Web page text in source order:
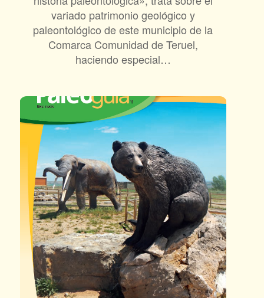
variado patrimonio geológico y
paleontológico de este municipio de la
Comarca Comunidad de Teruel,
haciendo especial…